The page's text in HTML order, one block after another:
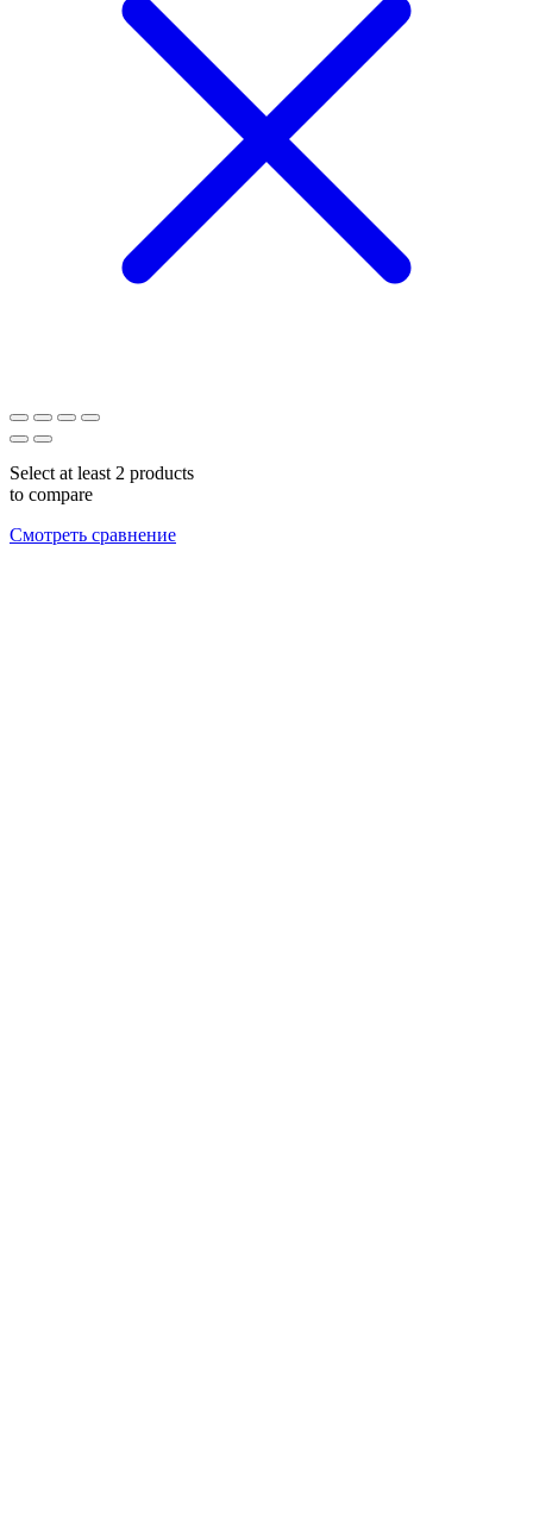
Select at least 2 products
to compare
Смотреть сравнение